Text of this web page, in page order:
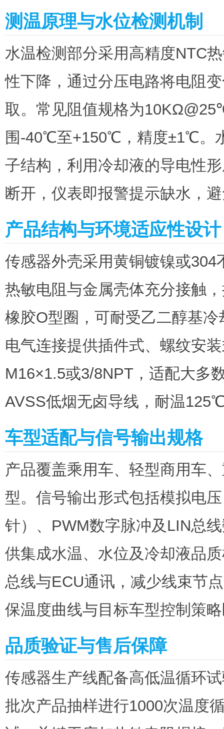
测温原理与水位检测机制
水温检测部分采用高精度NTC
性下降，通过分压电路将电阻
取。常见阻值规格为
围-40℃至+150℃，精度±1℃。
子结构，利用冷却液的导电性
断开，仪表即报警提示缺水，
产品结构与环境适应性设计
传感器外壳采用黄铜镀镍或
热敏电阻与金属壳体充分接触
橡胶O型圈，可耐受乙二醇基
电气连接提供插件式、螺纹安
M16×1.5或3/8NPT，适配大多
AVSS低烟无卤导线，耐温
车型适配与信号输出规格
产品覆盖乘用车、轻型商用车
型。信号输出形式包括模拟电
针）、PWM数字脉冲及LIN总
供集成水温、水位及冷却液品
总线与ECU通讯，减少线束节
保温度曲线与目标车型控制策
品质验证与售后保障
传感器生产线配备高低温循环
批次产品抽样进行1000次温度